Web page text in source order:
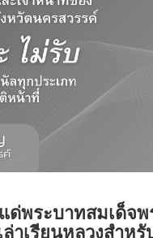
ด่พระบาทสมเด็จ
เรียนหลวงสำหรั